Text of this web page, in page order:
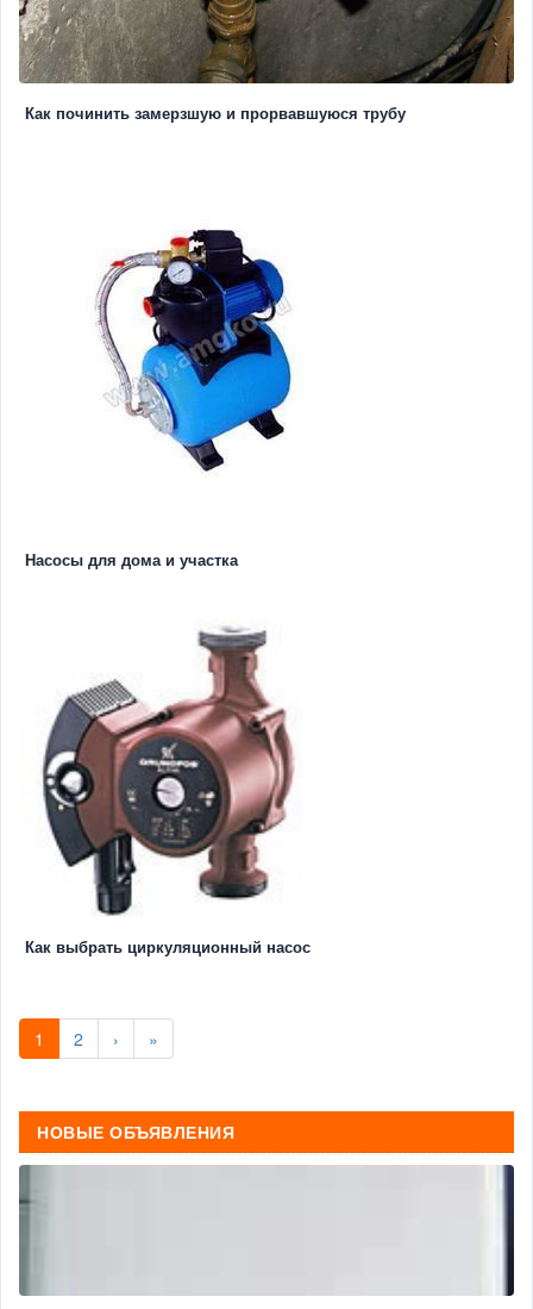
Как починить замерзшую и прорвавшуюся трубу
Насосы для дома и участка
Как выбрать циркуляционный насос
1 2 › »
НОВЫЕ ОБЪЯВЛЕНИЯ